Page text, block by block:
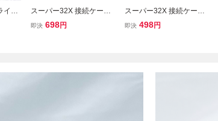
イブ
スーパー32X 接続ケーブ
ル メガドライブ1用 MD G
即決 698円
スーパー32X 接続ケーブ
ル メガドライブ1用 MD G
即決 498円